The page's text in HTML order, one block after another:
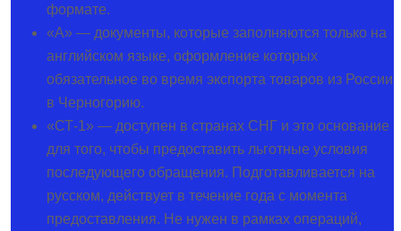
формате.
«А» — документы, которые заполняются только на
английском языке, оформление которых
обязательное во время экспорта товаров из России
в Черногорию.
«СТ-1» — доступен в странах СНГ и это основание
для того, чтобы предоставить льготные условия
последующего обращения. Подготавливается на
русском, действует в течение года с момента
предоставления. Не нужен в рамках операций,